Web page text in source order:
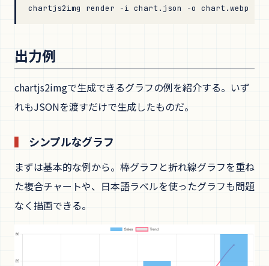
chartjs2img
render -i chart.json -o chart.webp
出力例
chartjs2imgで生成できるグラフの例を紹介する。いず
れもJSONを渡すだけで生成したものだ。
シンプルなグラフ
まずは基本的な例から。棒グラフと折れ線グラフを重ね
た複合チャートや、日本語ラベルを使ったグラフも問題
なく描画できる。